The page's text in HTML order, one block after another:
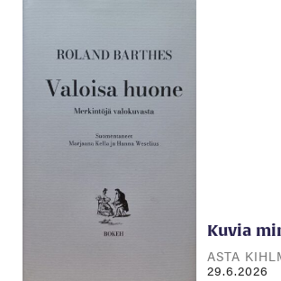
Kuvia
ASTA
29.6.2026